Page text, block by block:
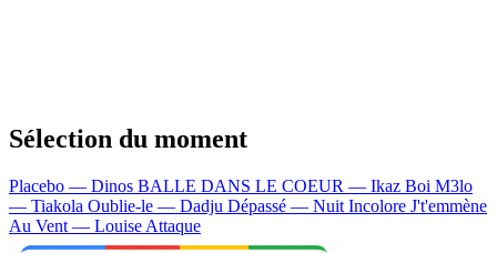
Sélection du moment
Placebo — Dinos BALLE DANS LE COEUR — Ikaz Boi M3lo
— Tiakola Oublie-le — Dadju Dépassé — Nuit Incolore J't'emmène
Au Vent — Louise Attaque